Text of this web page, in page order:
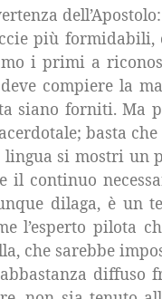
dell’Apostolo:
più
i primi a
compiere la
siano forniti. Ma
basta
lingua si mostri un
il continuo
dilaga, è un
l’esperto pilota
che sarebbe
diffuso